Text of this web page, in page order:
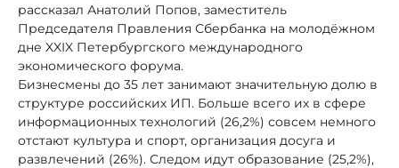
рассказал Анатолий Попов, заместитель
Председателя Правления Сбербанка на молодёжном
дне XXIX Петербургского международного
экономического форума.
Бизнесмены до 35 лет занимают значительную долю в
структуре российских ИП. Больше всего их в сфере
информационных технологий (26,2%) совсем немного
отстают культура и спорт, организация досуга и
развлечений (26%). Следом идут образование (25,2%),